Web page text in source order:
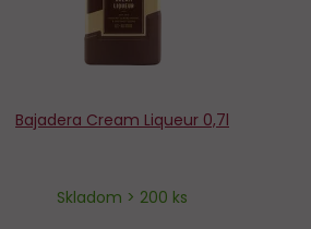
Bajadera Cream Liqueur 0,7l
Skladom > 200 ks